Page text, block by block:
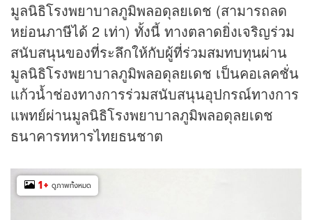
มูลนิธิโรงพยาบาลภูมิพลอดุลยเดช (สามารถลด
หย่อนภาษีได้ 2 เท่า) ทั้งนี้ ทางตลาดยิ่งเจริญร่วม
สนับสนุนของที่ระลึกให้กับผู้ที่ร่วมสมทบทุนผ่าน
มูลนิธิโรงพยาบาลภูมิพลอดุลยเดช เป็นคอเลคชั่น
แก้วน้ำช่องทางการร่วมสนับสนุนอุปกรณ์ทางการ
แพทย์ผ่านมูลนิธิโรงพยาบาลภูมิพลอดุลยเดช
ธนาคารทหารไทยธนชาต
1+ ดูภาพทั้งหมด